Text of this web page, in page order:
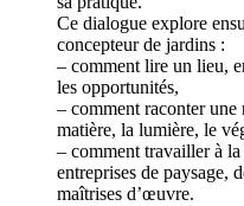
Ce dialogue explore
concepteur de jardins :
– comment lire un lieu,
les opportunités,
– comment raconter
matière, la lumière, le
– comment travailler à
entreprises de paysage,
maîtrises d’œuvre.